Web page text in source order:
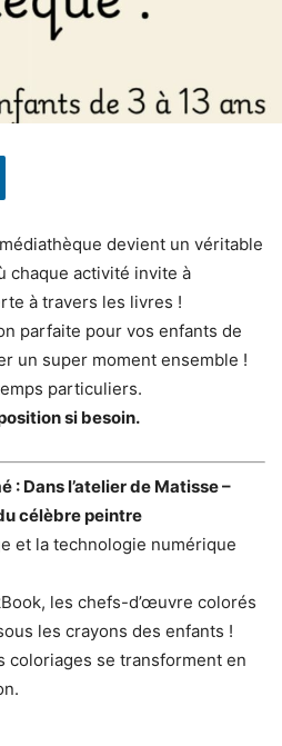
devient un véritable
chaque activité invite à
à travers les livres !
parfaite pour vos enfants de
un super moment ensemble !
particuliers.
si besoin.
: Dans l’atelier de Matisse –
célèbre peintre
et la technologie numérique
les chefs-d’œuvre colorés
les crayons des enfants !
coloriages se transforment en